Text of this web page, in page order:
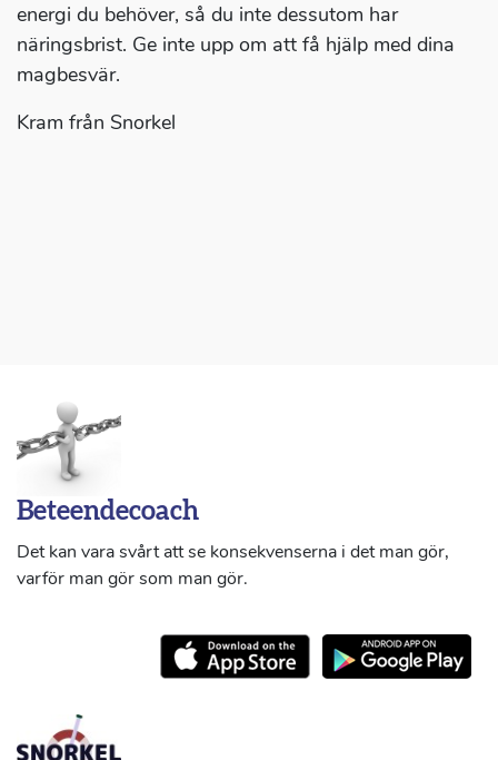
energi du behöver, så du inte dessutom har
näringsbrist. Ge inte upp om att få hjälp med dina
magbesvär.
Kram från Snorkel
Beteendecoach
Det kan vara svårt att se konsekvenserna i det man gör,
varför man gör som man gör.